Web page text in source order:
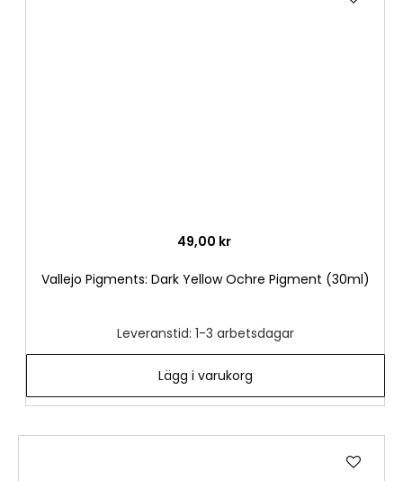
49,00 kr
Vallejo Pigments: Dark Yellow Ochre Pigment (30ml)
Leveranstid: 1-3 arbetsdagar
Lägg i varukorg